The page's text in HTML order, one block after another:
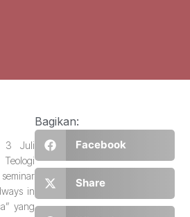
3 Juli
in
yang
Bagikan:
Facebook
Share